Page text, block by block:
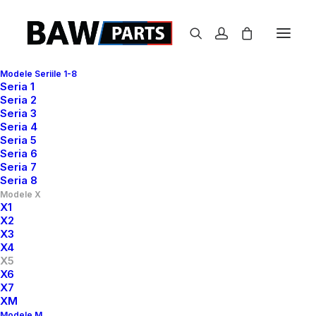
Modele Seriile 1-8
Seria 1
Seria 2
Seria 3
Seria 4
Seria 5
Seria 6
Seria 7
Seria 8
Modele X
X1
X2
X3
X4
X5
X6
X7
XM